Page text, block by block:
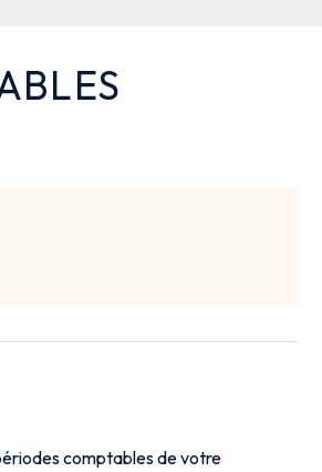
comptables de votre